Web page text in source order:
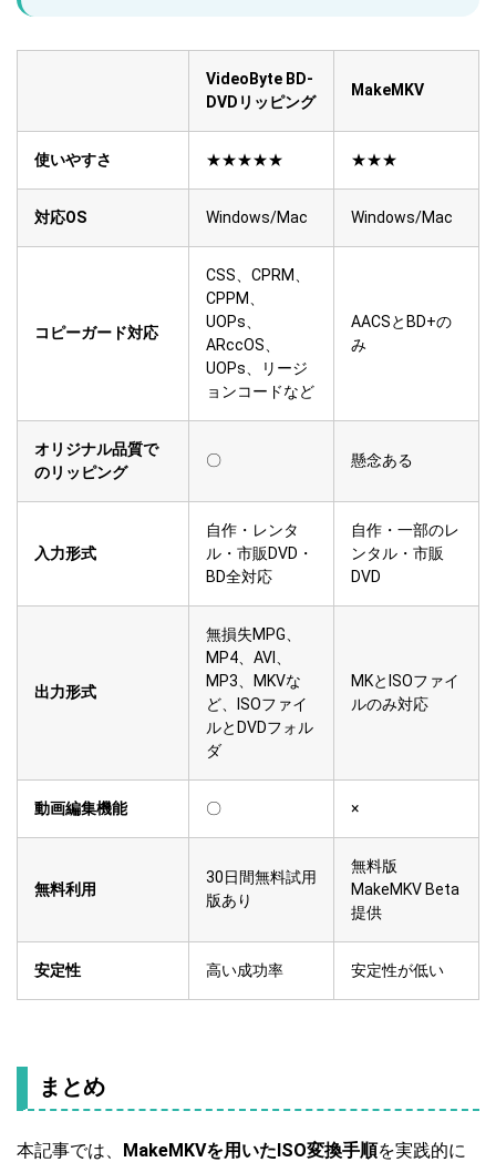
VideoByte BD-
DVDリッピング
MakeMKV
使いやすさ ★★★★★ ★★★
対応OS Windows/Mac Windows/Mac
コピーガード対応
CSS、CPRM、
CPPM、
UOPs、
ARccOS、
UOPs、リージ
ョンコードなど
AACSとBD+の
み
オリジナル品質で
のリッピング
〇 懸念ある
入力形式
自作・レンタ
ル・市販DVD・
BD全対応
自作・一部のレ
ンタル・市販
DVD
出力形式
無損失MPG、
MP4、AVI、
MP3、MKVな
ど、ISOファイ
ルとDVDフォル
ダ
MKとISOファイ
ルのみ対応
動画編集機能 〇 ×
無料利用
30日間無料試用
版あり
無料版
MakeMKV Beta
提供
安定性 高い成功率 安定性が低い
まとめ
本記事では、 MakeMKVを用いたISO変換手順を実践的に